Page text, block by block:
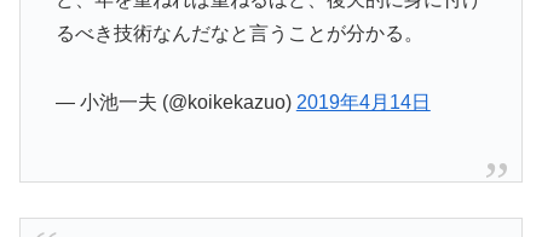
るべき技術なんだなと言うことが分かる。
— 小池一夫 (@koikekazuo) 2019年4月14日